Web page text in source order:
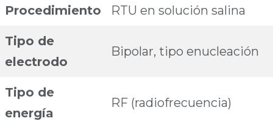
Procedimiento RTU en solución salina
Tipo de
electrodo
Bipolar, tipo enucleación
Tipo de
energía
RF (radiofrecuencia)